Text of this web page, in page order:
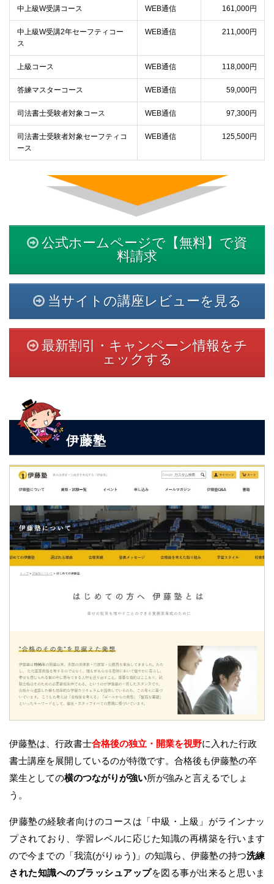
中上級W受講コース WEB通信 161,000円
中上級W受講2年セーフティコー
ス
WEB通信 211,000円
上級コース WEB通信 118,000円
答練マスターコース WEB通信 59,000円
司法書士受験者対象コース WEB通信 97,300円
司法書士受験者対象セーフティコ
ース
WEB通信 125,500円
公式ホームページで【無料】で資
料請求
当サイトの講座レビューを見る
最新割引・キャンペーン情報をチ
ェックする
伊藤塾
伊藤塾は、行政書士合格後の独立・開業を視野に入れた行政
書士講座を展開しているのが特徴です。合格後も伊藤塾の卒
業生としての横のつながりが強い所が強みと言えるでしょ
う。
伊藤塾の経験者向けのコースは「中級・上級」がラインナッ
プされており、学習レベルに応じた知識の再構築を行います
ので今までの「我流(がりゅう)」の知識ら、伊藤塾の持つ洗練
された知識へのブラッシュアップを図る事が出来ると思いま